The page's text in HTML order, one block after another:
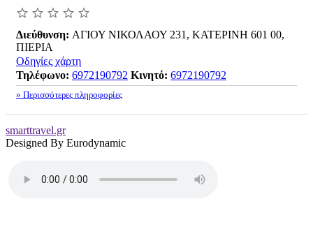
Διεύθυνση: ΑΓΙΟΥ ΝΙΚΟΛΑΟΥ 231, ΚΑΤΕΡΙΝΗ 601 00,
ΠΙΕΡΙΑ
Οδηγίες χάρτη
Τηλέφωνο: 6972190792 Κινητό: 6972190792
» Περισσότερες πληροφορίες
smarttravel.gr
Designed By Eurodynamic